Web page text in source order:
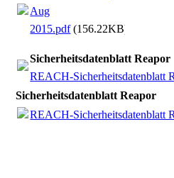
Aug
2015.pdf(156.22KB)
Sicherheitsdatenblatt Reapor
REACH-Sicherheitsdatenblatt
Sicherheitsdatenblatt Reapor
REACH-Sicherheitsdatenblatt